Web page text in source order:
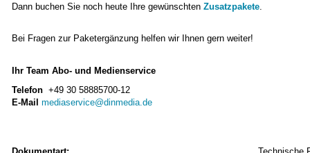
Dann buchen Sie noch heute Ihre gewünschten Zusatzpakete
Bei Fragen zur Paketergänzung helfen wir Ihnen gern weiter!
Ihr Team Abo- und Medienservice
Telefon +49 30 58885700-12
E-Mail mediaservice@dinmedia.de